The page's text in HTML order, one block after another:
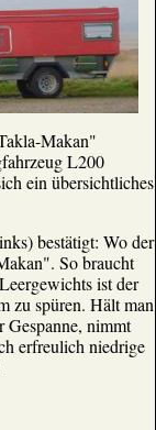
Makan"
L200
ein übersichtliches
bestätigt: Wo der
So braucht
ist der
zu spüren. Hält man
Gespanne, nimmt
erfreulich niedrige